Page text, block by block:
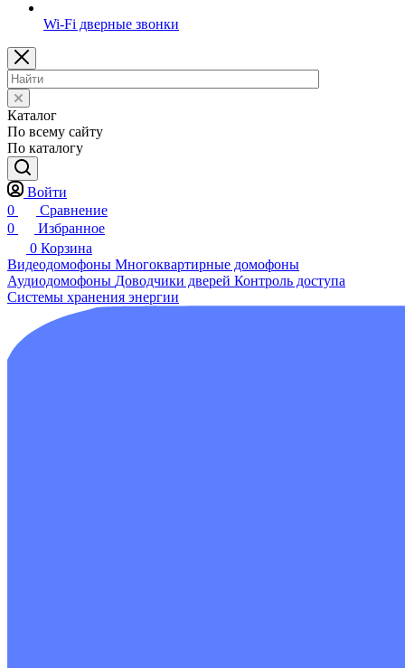
Wi-Fi дверные звонки
Каталог
По всему сайту
По каталогу
Войти
0
Сравнение
0
Избранное
0 Корзина
Видеодомофоны Многоквартирные домофоны
Аудиодомофоны Доводчики дверей Контроль доступа
Системы хранения энергии